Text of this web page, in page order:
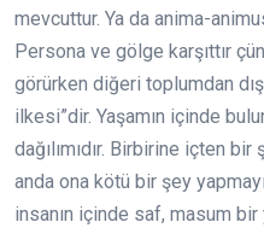
mevcuttur. Ya da anima-
Persona ve gölge karşıttır
görürken diğeri toplumdan
ilkesi”dir. Yaşamın içinde
dağılımıdır. Birbirine içten
anda ona kötü bir şey
insanın içinde saf, masum